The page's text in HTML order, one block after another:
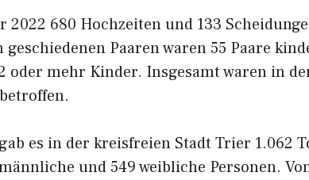
2022 680 Hochzeiten und 133
geschiedenen Paaren waren 55 Paare
oder mehr Kinder. Insgesamt waren in
es in der kreisfreien Stadt Trier 1.062
und 549 weibliche Personen.